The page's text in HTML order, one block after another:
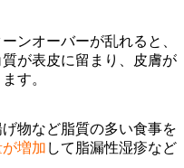
ンオーバーが乱れると、
が表皮に留まり、皮膚が
す。
物など脂質の多い食事を
増加 して脂漏性湿疹など